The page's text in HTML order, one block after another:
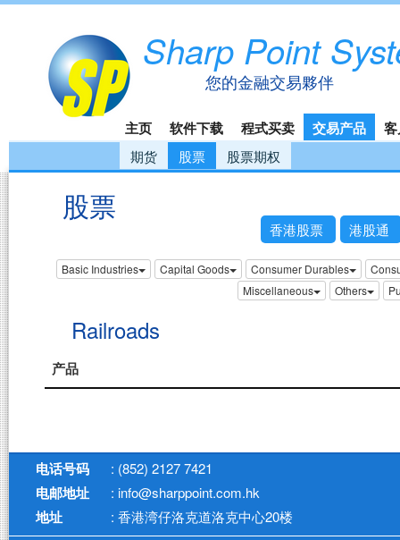
Sharp Point
您的金融交易夥伴
主页 软件下载 程式买卖 交易产品
期货 股票 股票期权
股票
香港股票 港股通
Basic Industries Capital Goods Consumer Durables
Miscellaneous
Others
Railroads
产品
电话号码 : (852) 2127 7421
电邮地址 : info@sharppoint.com.hk
地址
: 香港湾仔洛克道洛克中心20楼